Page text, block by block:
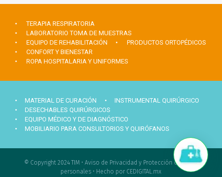
• TERAPIA RESPIRATORIA
• LABORATORIO TOMA DE MUESTRAS
• EQUIPO DE REHABILITACIÓN
• PRODUCTOS ORTOPÉDICOS
• CONFORT Y BIENESTAR
• ROPA HOSPITALARIA Y UNIFORMES
• MATERIAL DE CURACIÓN
• INSTRUMENTAL QUIRÚRGICO
• DESECHABLES QUIRÚRGICOS
• EQUIPO MÉDICO Y DE DIAGNÓSTICO
• MOBILIARIO PARA CONSULTORIOS Y QUIRÓFANOS
© Copyright 2024 TIM • Aviso de Privacidad y Protección de datos
personales • Hecho por CEDIGITAL.mx